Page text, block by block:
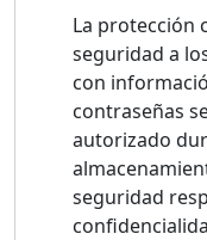
La protección
seguridad a
con
contraseñas
autorizado
seguridad